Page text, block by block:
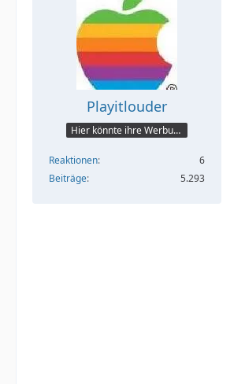
Playitlouder
Hier könnte ihre Werbung stehen
Reaktionen
6
Beiträge
5.293